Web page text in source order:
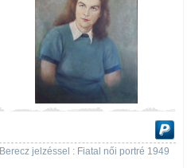
Berecz jelzéssel : Fiatal női portré 1949